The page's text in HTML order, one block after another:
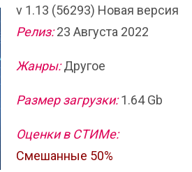
v 1.13 (56293) Новая версия
Релиз:23 Августа 2022
Жанры:Другое
Размер загрузки:1.64 Gb
Оценки в СТИМе:
Смешанные 50%